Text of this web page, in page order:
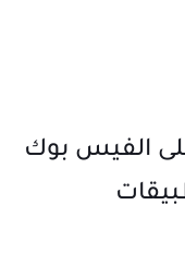
على الفيس بوك